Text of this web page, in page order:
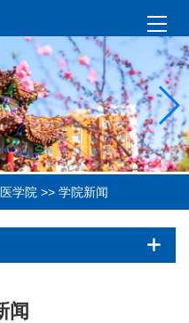
学院 >> 学院新闻
闻